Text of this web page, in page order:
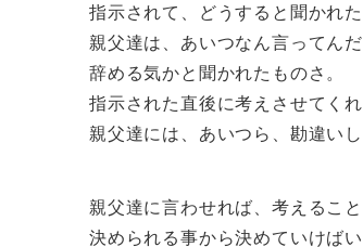
指示されて、どうすると聞かれ
親父達は、あいつなん言ってんだ
辞める気かと聞かれたものさ。
指示された直後に考えさせてく
親父達には、あいつら、勘違い
親父達に言わせれば、考えるこ
決められる事から決めていけばい